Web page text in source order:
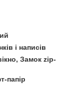
і написів
Замок zip-
папір